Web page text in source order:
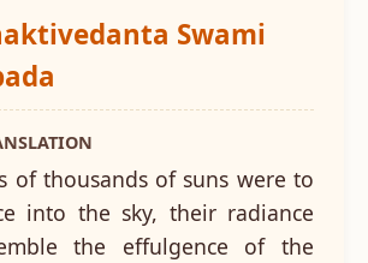
Swami
of thousands of suns were to
into the sky, their radiance
the effulgence of the